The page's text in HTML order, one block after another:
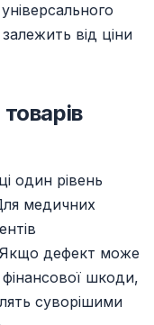
від ціни
один рівень
медичних
Якщо дефект може
шкоди,
суворішими